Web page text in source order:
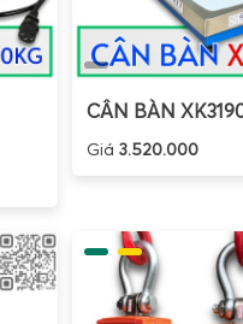
CÂN BÀN
Giá3.520.000